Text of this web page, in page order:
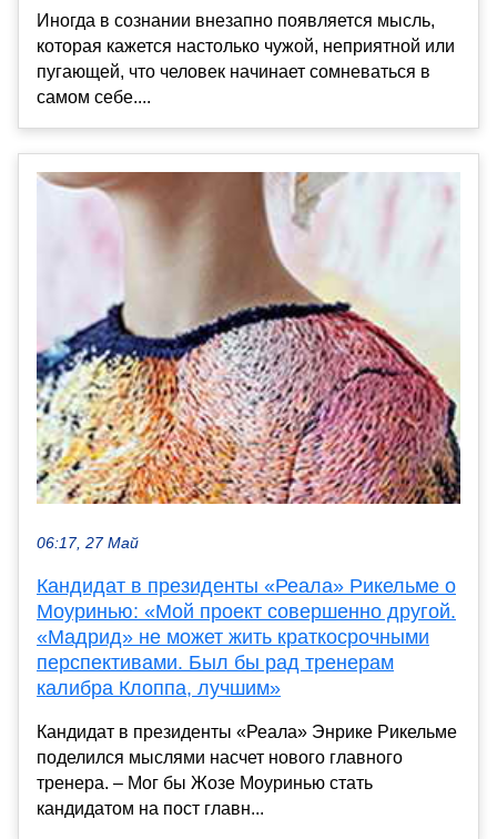
Иногда в сознании внезапно появляется мысль,
которая кажется настолько чужой, неприятной или
пугающей, что человек начинает сомневаться в
самом себе....
06:17, 27 Май
Кандидат в президенты «Реала» Рикельме о
Моуринью: «Мой проект совершенно другой.
«Мадрид» не может жить краткосрочными
перспективами. Был бы рад тренерам
калибра Клоппа, лучшим»
Кандидат в президенты «Реала» Энрике Рикельме
поделился мыслями насчет нового главного
тренера. – Мог бы Жозе Моуринью стать
кандидатом на пост главн...